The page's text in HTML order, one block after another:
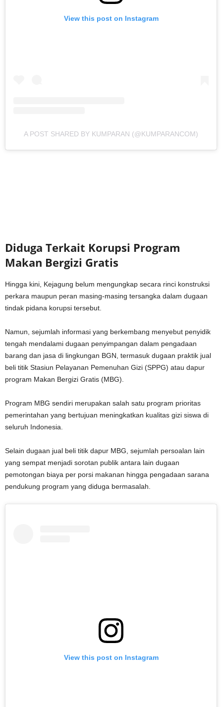
View this post on Instagram
A POST SHARED BY KUMPARAN (@KUMPARANCOM)
Diduga Terkait Korupsi Program
Makan Bergizi Gratis
Hingga kini, Kejagung belum mengungkap secara rinci konstruksi
perkara maupun peran masing-masing tersangka dalam dugaan
tindak pidana korupsi tersebut.
Namun, sejumlah informasi yang berkembang menyebut penyidik
tengah mendalami dugaan penyimpangan dalam pengadaan
barang dan jasa di lingkungan BGN, termasuk dugaan praktik jual
beli titik Stasiun Pelayanan Pemenuhan Gizi (SPPG) atau dapur
program Makan Bergizi Gratis (MBG).
Program MBG sendiri merupakan salah satu program prioritas
pemerintahan yang bertujuan meningkatkan kualitas gizi siswa di
seluruh Indonesia.
Selain dugaan jual beli titik dapur MBG, sejumlah persoalan lain
yang sempat menjadi sorotan publik antara lain dugaan
pemotongan biaya per porsi makanan hingga pengadaan sarana
pendukung program yang diduga bermasalah.
View this post on Instagram